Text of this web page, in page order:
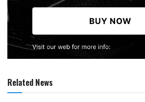
Related News